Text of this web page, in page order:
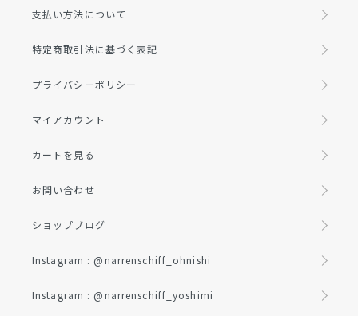
支払い方法について
特定商取引法に基づく表記
プライバシーポリシー
マイアカウント
カートを見る
お問い合わせ
ショップブログ
Instagram : @narrenschiff_ohnishi
Instagram : @narrenschiff_yoshimi